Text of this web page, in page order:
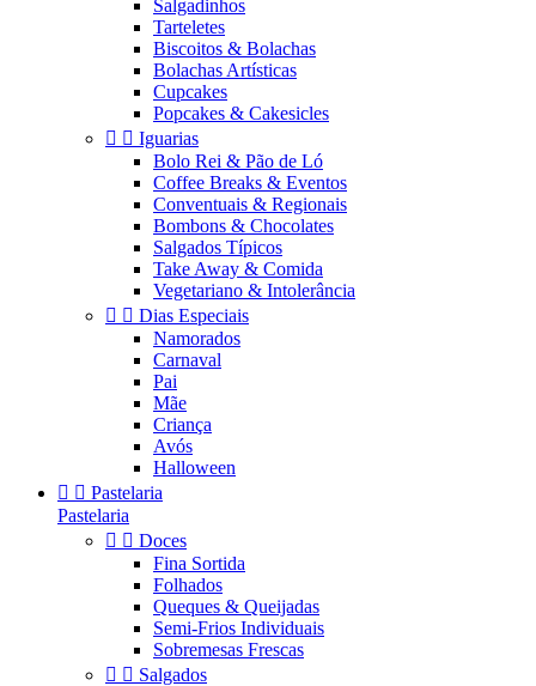
Salgadinhos
Tarteletes
Biscoitos & Bolachas
Bolachas Artísticas
Cupcakes
Popcakes & Cakesicles
  Iguarias
Bolo Rei & Pão de Ló
Coffee Breaks & Eventos
Conventuais & Regionais
Bombons & Chocolates
Salgados Típicos
Take Away & Comida
Vegetariano & Intolerância
  Dias Especiais
Namorados
Carnaval
Pai
Mãe
Criança
Avós
Halloween
  Pastelaria
Pastelaria
  Doces
Fina Sortida
Folhados
Queques & Queijadas
Semi-Frios Individuais
Sobremesas Frescas
  Salgados